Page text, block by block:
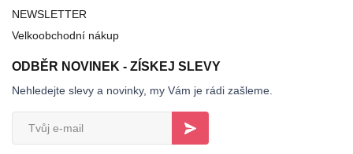
NEWSLETTER
Velkoobchodní nákup
ODBĚR NOVINEK - ZÍSKEJ SLEVY
Nehledejte slevy a novinky, my Vám je rádi zašleme.